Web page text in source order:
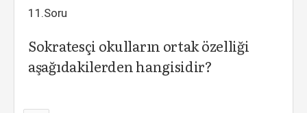
11.Soru
Sokratesçi okulların ortak özelliği
aşağıdakilerden hangisidir?